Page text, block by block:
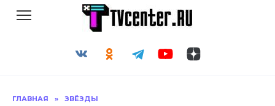
ГЛАВНАЯ » ЗВЁЗДЫ